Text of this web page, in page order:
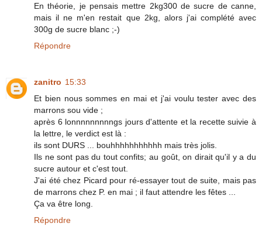
En théorie, je pensais mettre 2kg300 de sucre de canne,
mais il ne m'en restait que 2kg, alors j'ai complété avec
300g de sucre blanc ;-)
Répondre
zanitro 15:33
Et bien nous sommes en mai et j'ai voulu tester avec des
marrons sou vide ;
après 6 lonnnnnnnnngs jours d'attente et la recette suivie à
la lettre, le verdict est là :
ils sont DURS ... bouhhhhhhhhhhh mais très jolis.
Ils ne sont pas du tout confits; au goût, on dirait qu'il y a du
sucre autour et c'est tout.
J'ai été chez Picard pour ré-essayer tout de suite, mais pas
de marrons chez P. en mai ; il faut attendre les fêtes ...
Ça va être long.
Répondre